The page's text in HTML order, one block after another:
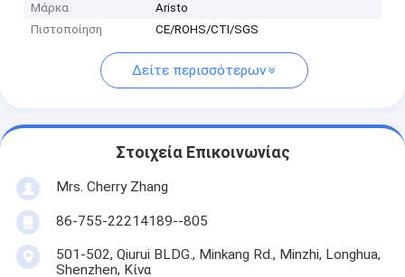
Μάρκα
Aristo
Πιστοποίηση
CE/ROHS/CTI/SGS
Δείτε περισσότερων
Στοιχεία Επικοινωνίας
Mrs. Cherry Zhang
86-755-22214189--805
501-502, Qiurui BLDG., Minkang Rd., Minzhi, Longhua,
Shenzhen, Κίνα